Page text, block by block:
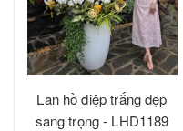
Lan hồ điệp trắng đẹp
sang trọng - LHD1189